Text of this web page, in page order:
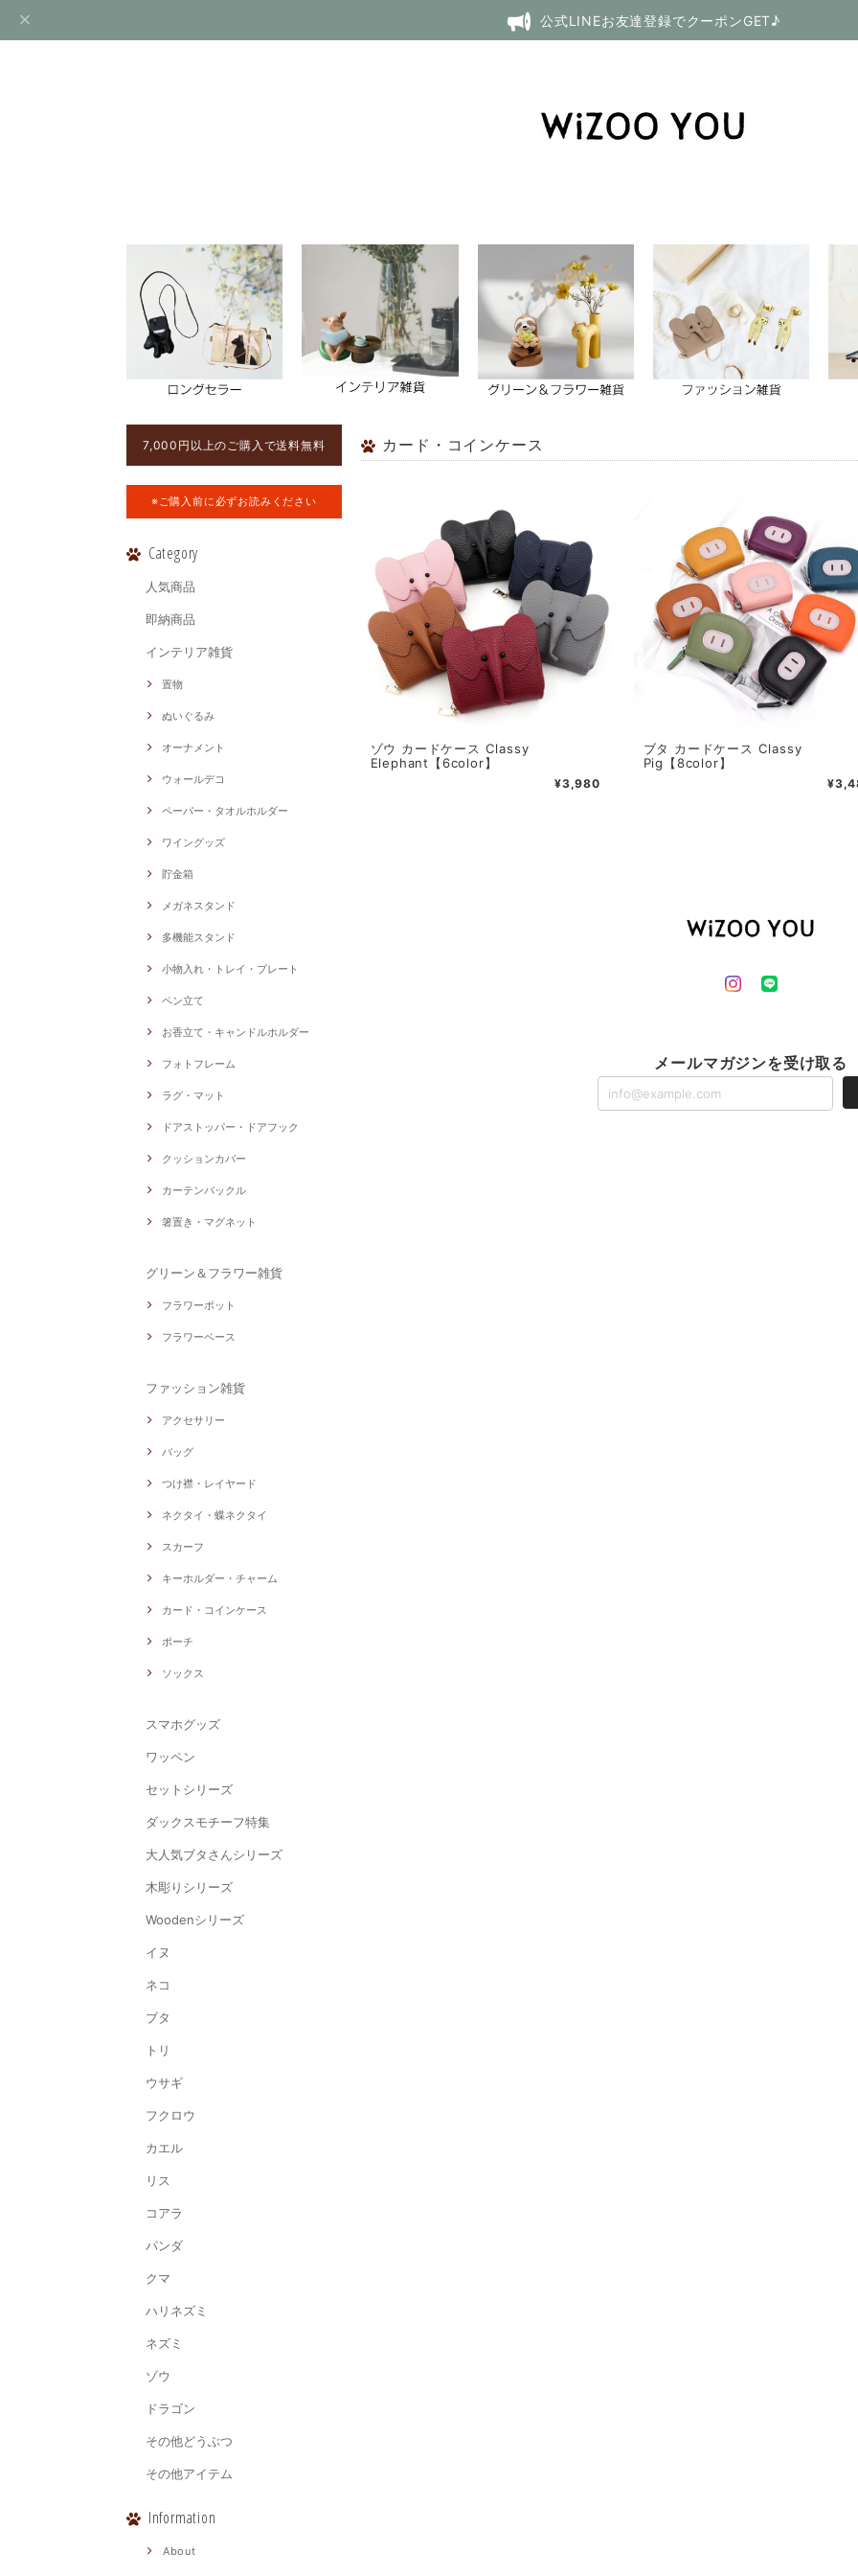
公式LINEお友達登録でクーポンGET♪
7,000円以上のご購入で送料無料
※ご購入前に必ずお読みください
Category
人気商品
即納商品
インテリア雑貨
置物
ぬいぐるみ
オーナメント
ウォールデコ
ペーパー・タオルホルダー
ワイングッズ
貯金箱
メガネスタンド
多機能スタンド
小物入れ・トレイ・プレート
ペン立て
お香立て・キャンドルホルダー
フォトフレーム
ラグ・マット
ドアストッパー・ドアフック
クッションカバー
カーテンバックル
箸置き・マグネット
グリーン＆フラワー雑貨
フラワーポット
フラワーベース
ファッション雑貨
アクセサリー
バッグ
つけ襟・レイヤード
ネクタイ・蝶ネクタイ
スカーフ
キーホルダー・チャーム
カード・コインケース
ポーチ
ソックス
スマホグッズ
ワッペン
セットシリーズ
ダックスモチーフ特集
大人気ブタさんシリーズ
木彫りシリーズ
Woodenシリーズ
イヌ
ネコ
ブタ
トリ
ウサギ
フクロウ
カエル
リス
コアラ
パンダ
クマ
ハリネズミ
ネズミ
ゾウ
ドラゴン
その他どうぶつ
その他アイテム
Information
About
カード・コインケース
ゾウ カードケース Classy
Elephant【6color】
¥3,980
ブタ カードケース Classy
Pig【8color】
メールマガジンを受け取る